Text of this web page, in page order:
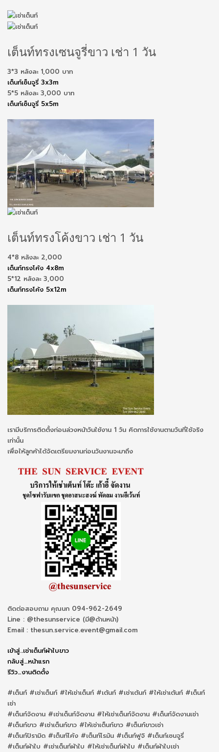
เต็นท์ทรงเซนจูรี่ขาว เช่า 1 วัน
3*3 หลังละ 1,000 บาท
เต็นท์เซ็นจูรี่ 3x3m
5*5 หลังละ 3,000 บาท
เต็นท์เซ็นจูรี่ 5x5m
เต็นท์ทรงโค้งขาว เช่า 1 วัน
4*8 หลังละ 2,000
เต็นท์ทรงโค้ง 4x8m
5*12 หลังละ 3,000
เต็นท์ทรงโค้ง 5x12m
เรามีบริการติดตั้งก่อนล่วงหน้าวันใช้งาน 1 วัน คิดการใช้งานตามวันที่ใช้จริง
เท่านั้น
เพื่อให้ลูกค้าได้จัดเตรียมงานก่อนวันงานจะมาถึง
ติดต่อสอบถาม คุณนก 094-962-2649
Line : @thesunservice (มี@ด้านหน้า)
Email : thesun.service.event@gmail.com
เข้าสู่..เช่าเต็นท์ผ้าใบขาว
กลับสู่…หน้าแรก
รีวิว…งานติดตั้ง
#เต็นท์ #เช่าเต็นท์ #ให้เช่าเต็นท์ #เต้นท์ #เช่าเต้นท์ #ให้เช่าเต้นท์ #เต็นท์
เช่า
#เต็นท์จัดงาน #เช่าเต็นท์จัดงาน #ให้เช่าเต็นท์จัดงาน #เต็นท์จัดงานเช่า
#เต็นท์ขาว #เช่าเต็นท์ขาว #ให้เช่าเต็นท์ขาว #เต็นท์ขาวเช่า
#เต็นท์ปิรามิด #เต็นท์โค้ง #เต็นท์โรมัน #เต็นท์ฟูจิ #เต็นท์เซนจูรี่
#เต็นท์ผ้าใบ #เช่าเต็นท์ผ้าใบ #ให้เช่าเต็นท์ผ้าใบ #เต็นท์ผ้าใบเช่า